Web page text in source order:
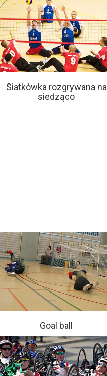
Siatkówka rozgrywana na
siedząco
Goal ball